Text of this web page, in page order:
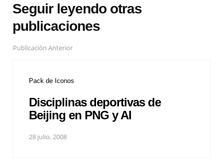
Seguir leyendo otras
publicaciones
Publicación Anterior
Pack de Iconos
Disciplinas deportivas de
Beijing en PNG y AI
28 julio, 2008